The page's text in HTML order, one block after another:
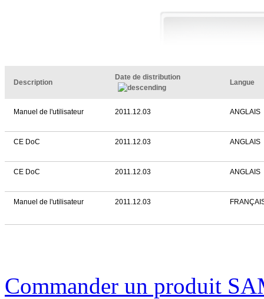
Description
Date de distribution
Langue
Manuel de l'utilisateur 2011.12.03 ANGLAIS
CE DoC 2011.12.03 ANGLAIS
CE DoC 2011.12.03 ANGLAIS
Manuel de l'utilisateur 2011.12.03
Commander un produit